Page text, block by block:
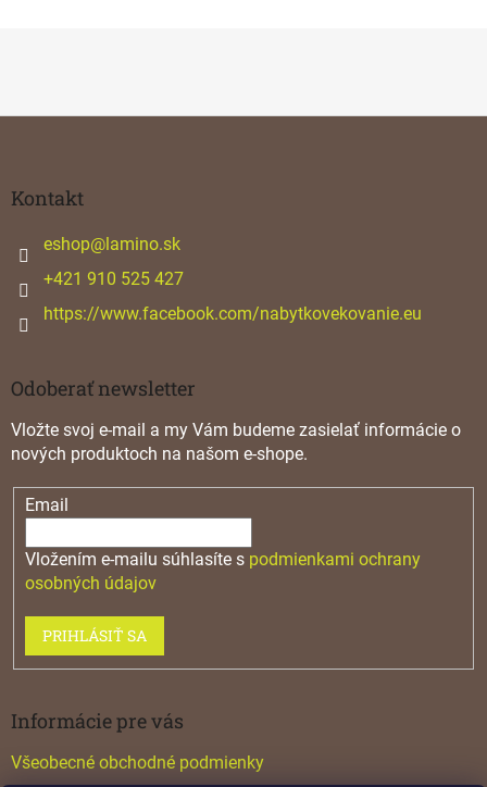
Kontakt
eshop@lamino.sk
+421 910 525 427
https://www.facebook.com/nabytkovekovanie.eu
Odoberať newsletter
Vložte svoj e-mail a my Vám budeme zasielať informácie o
nových produktoch na našom e-shope.
Email
Vložením e-mailu súhlasíte s podmienkami ochrany
osobných údajov
PRIHLÁSIŤ SA
Informácie pre vás
Všeobecné obchodné podmienky